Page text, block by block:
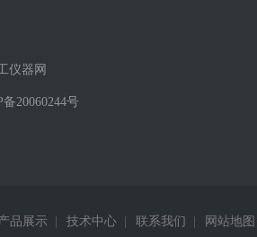
仪器网
备20060244号
品展示 技术中心 联系我们 网站地图